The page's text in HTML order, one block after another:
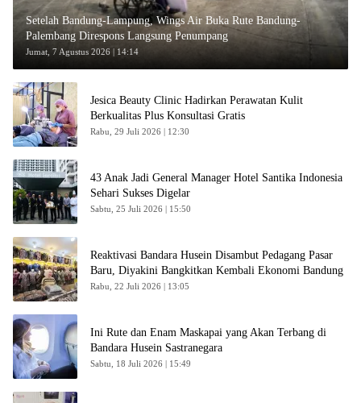
Setelah Bandung-Lampung, Wings Air Buka Rute Bandung-
Palembang Direspons Langsung Penumpang
Jumat, 7 Agustus 2026 | 14:14
Jesica Beauty Clinic Hadirkan Perawatan Kulit
Berkualitas Plus Konsultasi Gratis
Rabu, 29 Juli 2026 | 12:30
43 Anak Jadi General Manager Hotel Santika Indonesia
Sehari Sukses Digelar
Sabtu, 25 Juli 2026 | 15:50
Reaktivasi Bandara Husein Disambut Pedagang Pasar
Baru, Diyakini Bangkitkan Kembali Ekonomi Bandung
Rabu, 22 Juli 2026 | 13:05
Ini Rute dan Enam Maskapai yang Akan Terbang di
Bandara Husein Sastranegara
Sabtu, 18 Juli 2026 | 15:49